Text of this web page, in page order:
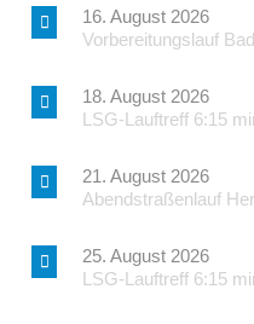
16. August 2026
Vorbereitungslauf
18. August 2026
LSG-Lauftreff 6:15
21. August 2026
Abendstraßenlauf
25. August 2026
LSG-Lauftreff 6:15